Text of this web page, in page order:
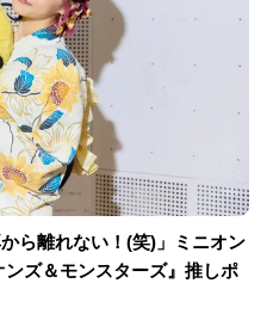
ら離れない！(笑)」ミニオン
ズ＆モンスターズ』推しポ